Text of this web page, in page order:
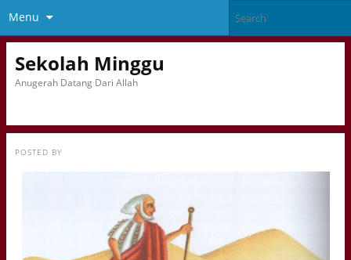
Menu
Sekolah Minggu
Anugerah Datang Dari Allah
POSTED BY